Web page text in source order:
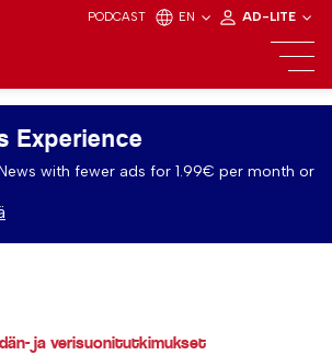
PODCAST EN AD-LITE
Experience
with fewer ads for 1.99€ per month or
ja verisuonitutkimukset